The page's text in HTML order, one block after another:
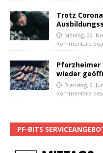
Trotz
Montag, 22.
Kommentare
Pforzheimer
wieder
Dienstag, 9.
Kommentare
PF-BITS